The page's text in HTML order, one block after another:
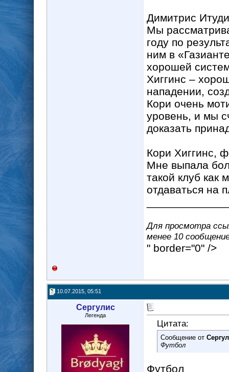
Димитрис
Мы
году по
ним в
хорошей
Хиггинс –
нападении,
Кори очень
уровень, и мы
доказать
Кори Хиггинс,
Мне выпала
такой клуб
отдаваться на
Для просмотра
менее 10
" border="0" />
10.07.2015, 05:51
Сергулис
Легенда
Цитата:
Сообщение от
Футбол
Футбол